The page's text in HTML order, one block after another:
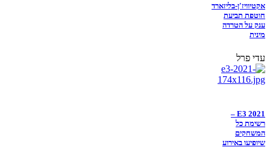
אקטיוויז'ן-בליזארד
חוטפת תביעת
ענק על הטרדה
מינית
עדי פרל
E3 2021 –
רשימת כל
המשחקים
שיופיעו באירוע